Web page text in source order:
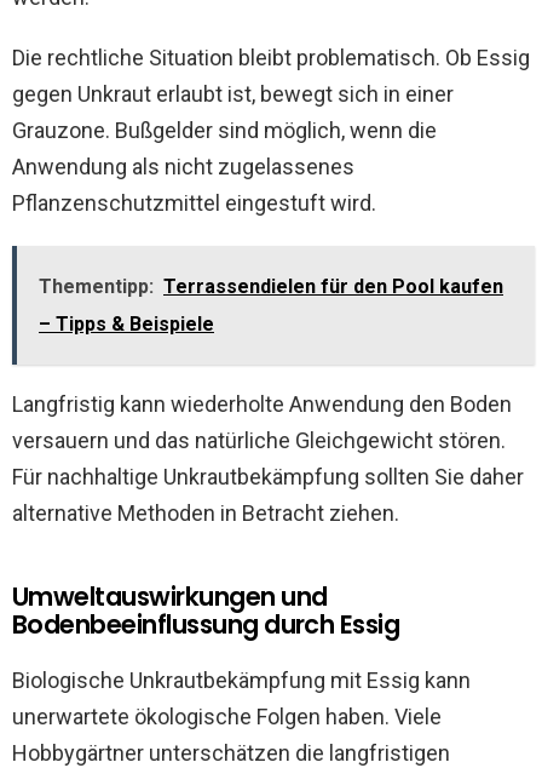
Die rechtliche Situation bleibt problematisch. Ob Essig
gegen Unkraut erlaubt ist, bewegt sich in einer
Grauzone. Bußgelder sind möglich, wenn die
Anwendung als nicht zugelassenes
Pflanzenschutzmittel eingestuft wird.
Thementipp: Terrassendielen für den Pool kaufen
– Tipps & Beispiele
Langfristig kann wiederholte Anwendung den Boden
versauern und das natürliche Gleichgewicht stören.
Für nachhaltige Unkrautbekämpfung sollten Sie daher
alternative Methoden in Betracht ziehen.
Umweltauswirkungen und
Bodenbeeinflussung durch Essig
Biologische Unkrautbekämpfung mit Essig kann
unerwartete ökologische Folgen haben. Viele
Hobbygärtner unterschätzen die langfristigen